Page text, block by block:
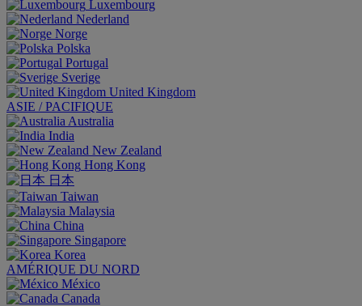
Luxembourg
Nederland
Norge
Polska
Portugal
Sverige
United Kingdom
ASIE / PACIFIQUE
Australia
India
New Zealand
Hong Kong
日本
Taiwan
Malaysia
China
Singapore
Korea
AMÉRIQUE DU NORD
México
Canada